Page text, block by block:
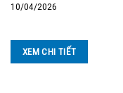
10/04/2026
XEM CHI TIẾT